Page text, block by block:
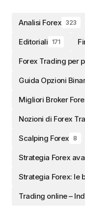
Analisi Forex 323
Editoriali 171
Forex Trading per
Guida Opzioni
Migliori Broker
Nozioni di Forex
Scalping Forex 8
Strategia Forex
Strategia Forex: le
Trading online –